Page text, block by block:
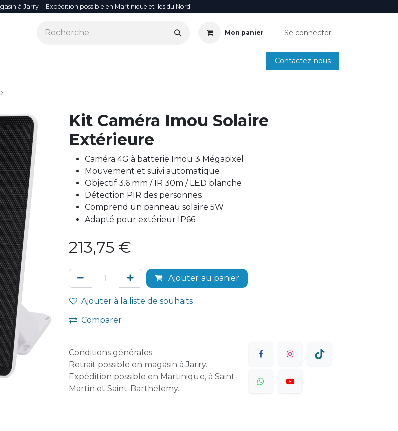
à Jarry - Expédition possible en Martinique et Iles du Nord
Mon panier Se connecter
ANNUAIRE INSTALLATEURS SMARTPHONE
Contactez-nous
Kit Caméra Imou Solaire
Extérieure
Caméra 4G à batterie Imou 3 Mégapixel
Mouvement et suivi automatique
Objectif 3.6 mm / IR 30m / LED blanche
Détection PIR des personnes
Comprend un panneau solaire 5W
Adapté pour extérieur IP66
213,75 €
Ajouter au panier
Ajouter à la liste de souhaits
Comparer
Conditions générales
Retrait possible en magasin à Jarry.
Expédition possible en Martinique, à Saint-
Martin et Saint-Barthélemy.